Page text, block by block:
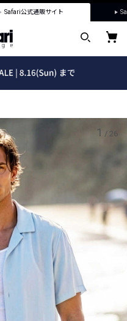
Safari公式通販サイト
1 / 26